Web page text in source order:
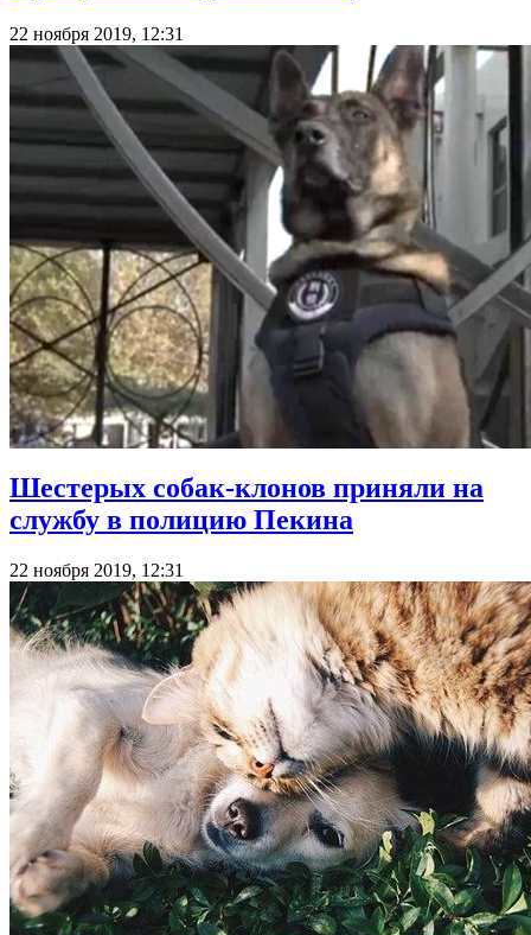
22 ноября 2019, 12:31
Шестерых собак-клонов приняли на
службу в полицию Пекина
22 ноября 2019, 12:31